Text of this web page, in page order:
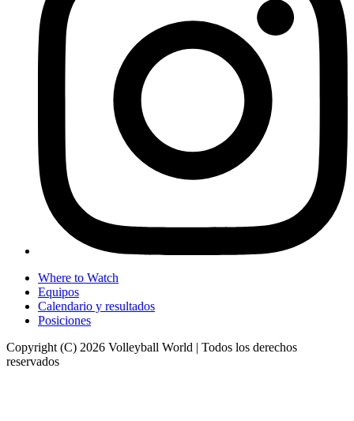
Where to Watch
Equipos
Calendario y resultados
Posiciones
Copyright (C) 2026 Volleyball World | Todos los derechos
reservados